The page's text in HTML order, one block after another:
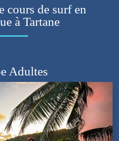
cours de surf en
à Tartane
Adultes